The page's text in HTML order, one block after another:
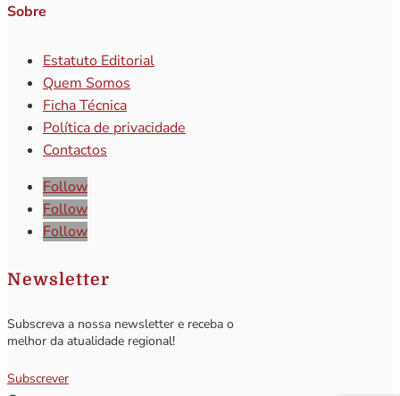
Sobre
Estatuto Editorial
Quem Somos
Ficha Técnica
Política de privacidade
Contactos
Follow
Follow
Follow
Newsletter
Subscreva a nossa newsletter e receba o
melhor da atualidade regional!
Subscrever